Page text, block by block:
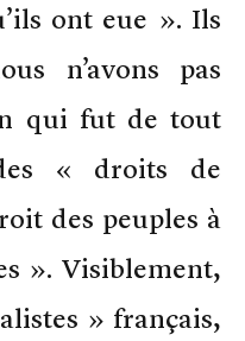
ont eue ». Ils
n’avons pas
qui fut de tout
« droits de
des peuples à
». Visiblement,
» français,